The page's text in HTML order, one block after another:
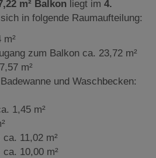
m² Balkon liegt im 4.
in folgende Raumaufteilung:
m²
zum Balkon ca. 23,72 m²
m²
und Waschbecken:
1,45 m²
11,02 m²
10,00 m²